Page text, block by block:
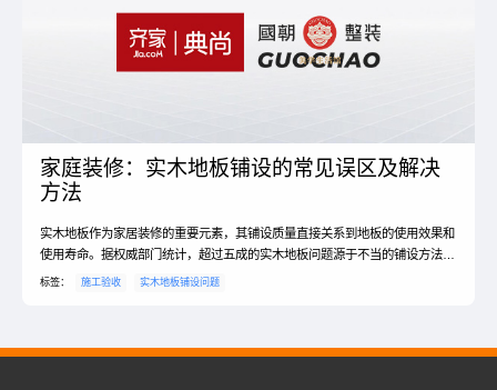
家庭装修：实木地板铺设的常见误区及解决
方法
实木地板作为家居装修的重要元素，其铺设质量直接关系到地板的使用效果和
使用寿命。据权威部门统计，超过五成的实木地板问题源于不当的铺设方法，
而只有5%的问题是由于地板本身的质量问题。
标签： 施工验收 实木地板铺设问题